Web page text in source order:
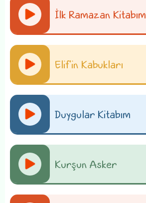
İlk Ramazan Kitabım
Elif'in Kabukları
Duygular Kitabım
Kurşun Asker